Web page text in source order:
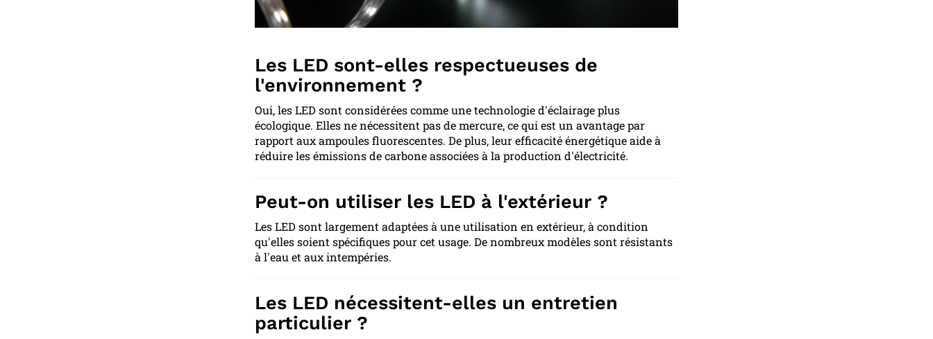
Les LED sont-elles respectueuses de
l'environnement ?
Oui, les LED sont considérées comme une technologie d'éclairage plus
écologique. Elles ne nécessitent pas de mercure, ce qui est un avantage par
rapport aux ampoules fluorescentes. De plus, leur efficacité énergétique aide à
réduire les émissions de carbone associées à la production d'électricité.
Peut-on utiliser les LED à l'extérieur ?
Les LED sont largement adaptées à une utilisation en extérieur, à condition
qu'elles soient spécifiques pour cet usage. De nombreux modèles sont résistants
à l'eau et aux intempéries.
Les LED nécessitent-elles un entretien
particulier ?